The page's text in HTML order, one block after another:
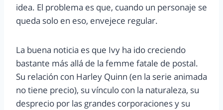
idea. El problema es que, cuando un personaje se
queda solo en eso, envejece regular.
La buena noticia es que Ivy ha ido creciendo
bastante más allá de la femme fatale de postal.
Su relación con Harley Quinn (en la serie animada
no tiene precio), su vínculo con la naturaleza, su
desprecio por las grandes corporaciones y su